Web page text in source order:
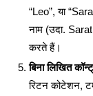
“Leo”, या
नाम (उदा.
करते हैं।
बिना लिखित
रिटन कोटेशन,